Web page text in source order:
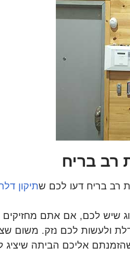
רב בריח
רב בריח דעו לכם שתיקון
שיש לכם, אם אתם
ולעשות לכם נזק. משום
אליכם הביתה